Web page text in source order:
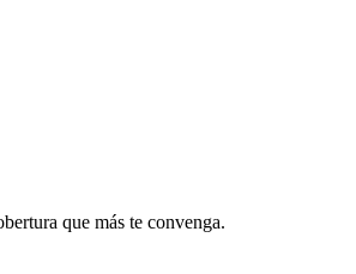
que más te convenga.